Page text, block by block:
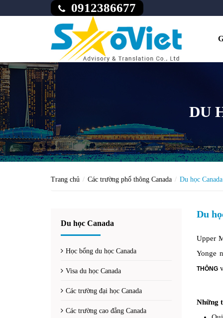
0912386677
DU
Trang chủ Các trường phổ thông Canada Du học
Du học Canada
Học bổng du học Canada
Visa du học Canada
Các trường đại học Canada
Các trường cao đẳng Canada
Du
Upper
Yonge
THÔNG
Những